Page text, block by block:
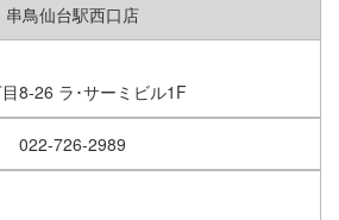
串鳥仙台駅西口店
8-26 ラ･サーミビル1F
022-726-2989